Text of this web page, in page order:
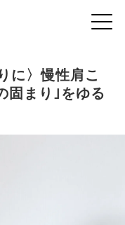
に〉慢性肩こ
固まり｣をゆる